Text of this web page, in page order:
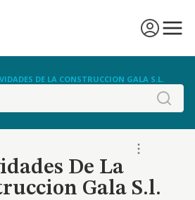
DE LA CONSTRUCCION GALA S.L.
De La
Gala S.l.